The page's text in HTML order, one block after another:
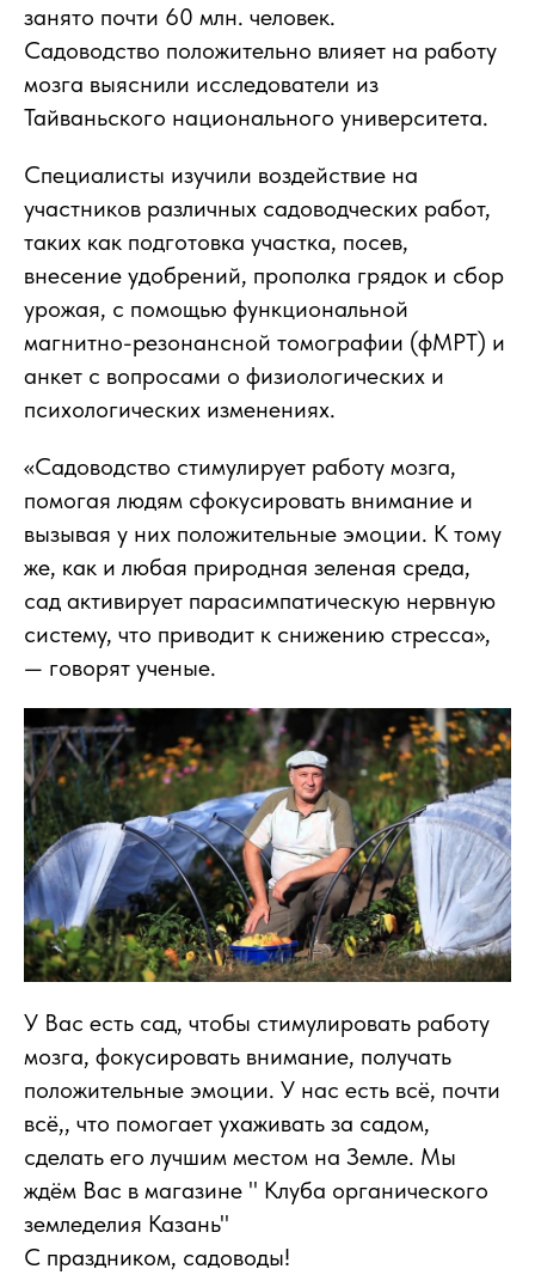
занято почти 60 млн. человек.
Садоводство положительно влияет на работу
мозга выяснили исследователи из
Тайваньского национального университета.
Специалисты изучили воздействие на
участников различных садоводческих работ,
таких как подготовка участка, посев,
внесение удобрений, прополка грядок и сбор
урожая, с помощью функциональной
магнитно-резонансной томографии (фМРТ) и
анкет с вопросами о физиологических и
психологических изменениях.
«Садоводство стимулирует работу мозга,
помогая людям сфокусировать внимание и
вызывая у них положительные эмоции. К тому
же, как и любая природная зеленая среда,
сад активирует парасимпатическую нервную
систему, что приводит к снижению стресса»,
— говорят ученые.
У Вас есть сад, чтобы стимулировать работу
мозга, фокусировать внимание, получать
положительные эмоции. У нас есть всё, почти
всё,, что помогает ухаживать за садом,
сделать его лучшим местом на Земле. Мы
ждём Вас в магазине " Клуба органического
земледелия Казань"
С праздником, садоводы!